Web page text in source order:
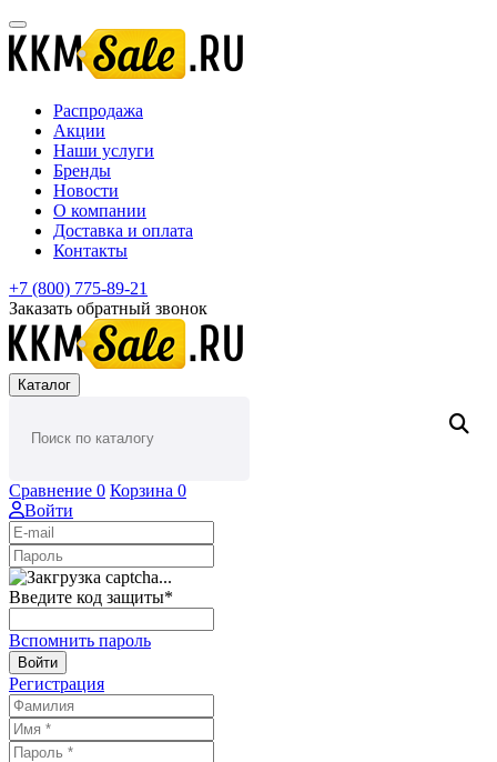
Распродажа
Акции
Наши услуги
Бренды
Новости
О компании
Доставка и оплата
Контакты
+7 (800) 775-89-21
Заказать обратный звонок
Каталог
Сравнение 0 Корзина 0
Войти
Введите код защиты*
Вспомнить пароль
Войти
Регистрация